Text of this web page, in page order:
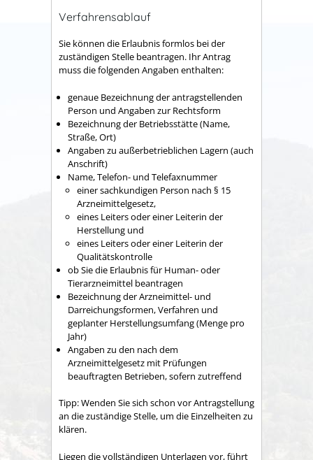
Verfahrensablauf
Sie können die Erlaubnis formlos bei der
zuständigen Stelle beantragen. Ihr Antrag
muss die folgenden Angaben enthalten:
genaue Bezeichnung der antragstellenden
Person und Angaben zur Rechtsform
Bezeichnung der Betriebsstätte (Name,
Straße, Ort)
Angaben zu außerbetrieblichen Lagern (auch
Anschrift)
Name, Telefon- und Telefaxnummer
einer sachkundigen Person nach § 15
Arzneimittelgesetz,
eines Leiters oder einer Leiterin der
Herstellung und
eines Leiters oder einer Leiterin der
Qualitätskontrolle
ob Sie die Erlaubnis für Human- oder
Tierarzneimittel beantragen
Bezeichnung der Arzneimittel- und
Darreichungsformen, Verfahren und
geplanter Herstellungsumfang (Menge pro
Jahr)
Angaben zu den nach dem
Arzneimittelgesetz mit Prüfungen
beauftragten Betrieben, sofern zutreffend
Tipp:Wenden Sie sich schon vor Antragstellung
an die zuständige Stelle, um die Einzelheiten zu
klären.
Liegen die vollständigen Unterlagen vor, führt